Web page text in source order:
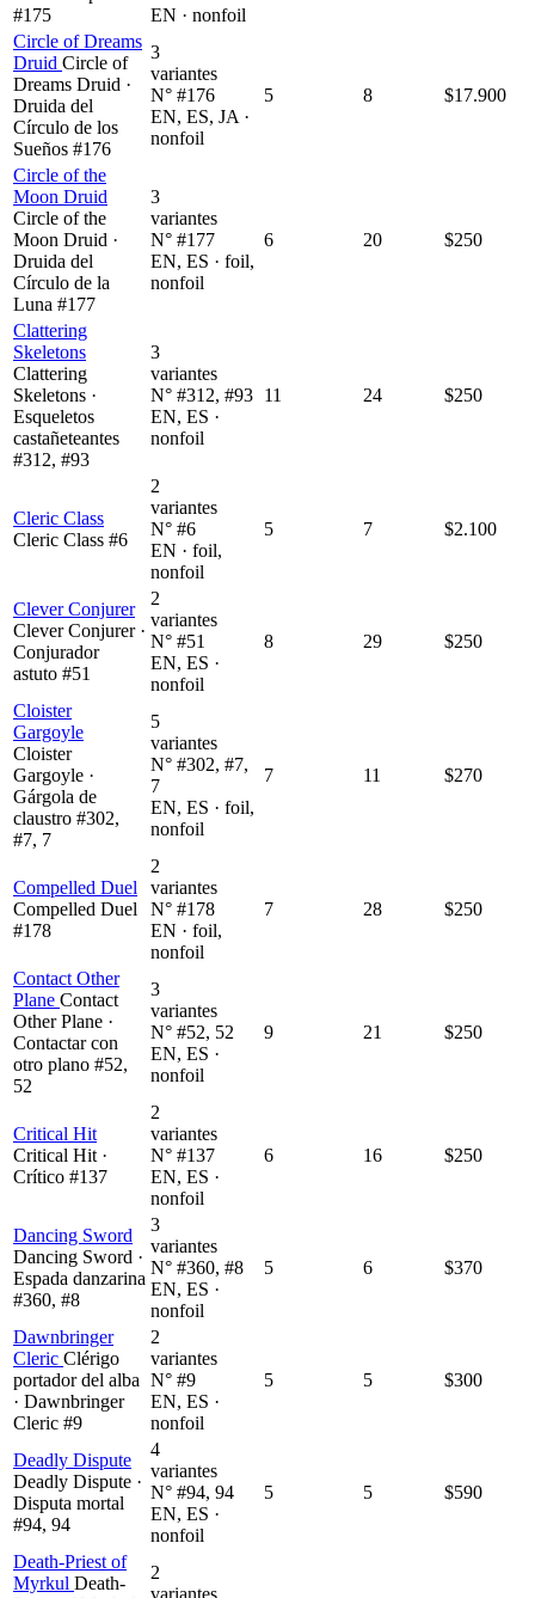
#175
EN · nonfoil
Circle of Dreams
Druid Circle of
Dreams Druid ·
Druida del
Círculo de los
Sueños #176
3
variantes
N° #176
EN, ES, JA ·
nonfoil
5 8 $17.900
Circle of the
Moon Druid
Circle of the
Moon Druid ·
Druida del
Círculo de la
Luna #177
3
variantes
N° #177
EN, ES · foil,
nonfoil
6 20 $250
Clattering
Skeletons
Clattering
Skeletons ·
Esqueletos
castañeteantes
#312, #93
3
variantes
N° #312, #93
EN, ES ·
nonfoil
11 24 $250
Cleric Class
Cleric Class #6
2
variantes
N° #6
EN · foil,
nonfoil
5 7 $2.100
Clever Conjurer
Clever Conjurer ·
Conjurador
astuto #51
2
variantes
N° #51
EN, ES ·
nonfoil
8 29 $250
Cloister
Gargoyle
Cloister
Gargoyle ·
Gárgola de
claustro #302,
#7, 7
5
variantes
N° #302, #7,
7
EN, ES · foil,
nonfoil
7 11 $270
Compelled Duel
Compelled Duel
#178
2
variantes
N° #178
EN · foil,
nonfoil
7 28 $250
Contact Other
Plane Contact
Other Plane ·
Contactar con
otro plano #52,
52
3
variantes
N° #52, 52
EN, ES ·
nonfoil
9 21 $250
Critical Hit
Critical Hit ·
Crítico #137
2
variantes
N° #137
EN, ES ·
nonfoil
6 16 $250
Dancing Sword
Dancing Sword ·
Espada danzarina
#360, #8
3
variantes
N° #360, #8
EN, ES ·
nonfoil
5 6 $370
Dawnbringer
Cleric Clérigo
portador del alba
· Dawnbringer
Cleric #9
2
variantes
N° #9
EN, ES ·
nonfoil
5 5 $300
Deadly Dispute
Deadly Dispute ·
Disputa mortal
#94, 94
4
variantes
N° #94, 94
EN, ES ·
nonfoil
5 5 $590
Death-Priest of
Myrkul Death-
2
variantes